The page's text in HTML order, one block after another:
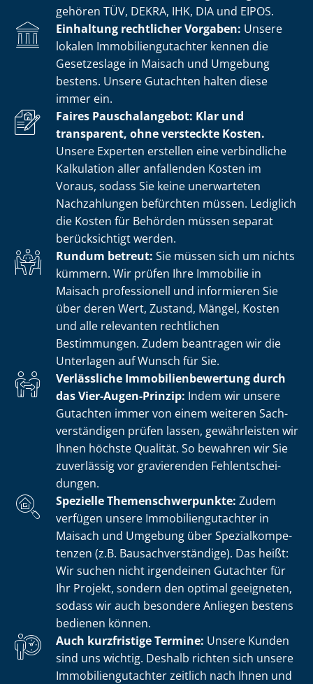
gehören TÜV, DEKRA, IHK, DIA und EIPOS.
Einhaltung rechtlicher Vorgaben: Unsere
lokalen Im­mo­bi­li­en­gut­ach­ter kennen die
Gesetzeslage in Maisach und Umgebung
bestens. Unsere Gutachten halten diese
immer ein.
Faires Pauschalangebot: Klar und
transparent, ohne versteckte Kosten.
Unsere Experten erstellen eine verbindliche
Kalkulation aller anfallenden Kosten im
Voraus, sodass Sie keine unerwarteten
Nachzahlungen befürchten müssen. Lediglich
die Kosten für Behörden müssen separat
berücksichtigt werden.
Rundum betreut: Sie müssen sich um nichts
kümmern. Wir prüfen Ihre Immobilie in
Maisach professionell und informieren Sie
über deren Wert, Zustand, Mängel, Kosten
und alle relevanten rechtlichen
Bestimmungen. Zudem beantragen wir die
Unterlagen auf Wunsch für Sie.
Verlässliche Im­mo­bi­li­en­be­wer­tung durch
das Vier-Augen-Prinzip: Indem wir unsere
Gutachten immer von einem weiteren Sach­
ver­stän­di­gen prüfen lassen, gewährleisten wir
Ihnen höchste Qualität. So bewahren wir Sie
zuverlässig vor gravierenden Fehl­ent­schei­
dun­gen.
Spezielle The­men­schwer­punk­te: Zudem
verfügen unsere Im­mo­bi­li­en­gut­ach­ter in
Maisach und Umgebung über Spe­zi­al­kom­pe­
ten­zen (z.B. Bau­sach­ver­stän­di­ge). Das heißt:
Wir suchen nicht irgendeinen Gutachter für
Ihr Projekt, sondern den optimal geeigneten,
sodass wir auch besondere Anliegen bestens
bedienen können.
Auch kurzfristige Termine: Unsere Kunden
sind uns wichtig. Deshalb richten sich unsere
Im­mo­bi­li­en­gut­ach­ter zeitlich nach Ihnen und